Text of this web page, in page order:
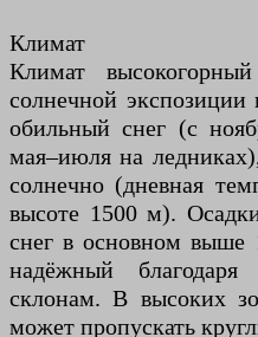
Климат
Климат
солнечной
обильный снег (с
мая–июля на
солнечно (дневная
высоте 1500 м).
снег в основном
надёжный
склонам. В высоких
может пропускать